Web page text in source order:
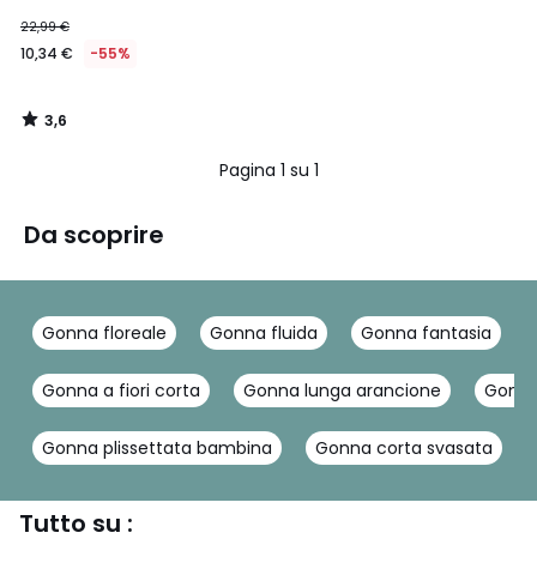
22,99 €
10,34 € -55%
3,6
/
Pagina 1 su 1
Da scoprire
Gonna floreale Gonna fluida Gonna fantasia
Gonna a fiori corta Gonna lunga arancione
Gonna plissettata bambina Gonna corta svasata
Tutto su :